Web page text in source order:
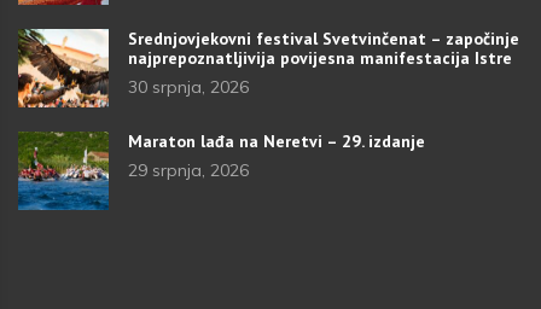
Srednjovjekovni festival Svetvinčenat – započinje
najprepoznatljivija povijesna manifestacija Istre
30 srpnja, 2026
Maraton lađa na Neretvi – 29. izdanje
29 srpnja, 2026